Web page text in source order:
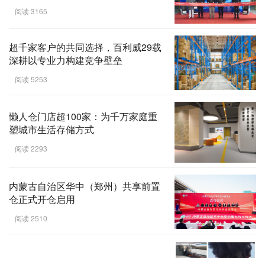
阅读 3165
超千家客户的共同选择，百利威29载
深耕以专业力构建竞争壁垒
阅读 5253
懒人仓门店超100家：为千万家庭重
塑城市生活存储方式
阅读 2293
内蒙古自治区华中（郑州）共享前置
仓正式开仓启用
阅读 2510